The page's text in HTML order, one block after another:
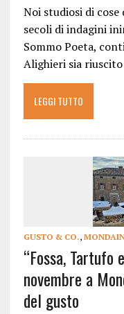
Noi studiosi di
secoli di indagini
Sommo Poeta,
Alighieri sia
LEGGI TUTTO
GUSTO & CO.,
“Fossa, Tartufo
novembre a
del gusto